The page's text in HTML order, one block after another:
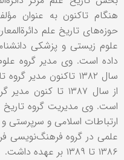
هنگام تاکنون به عنوان
حوزه‌های تاریخ علم
علوم زیستی و پزشکی
داده است. وی مدیر گروه
سال ۱۳۸۲ تاکنون مدیر
از سال ۱۳۸۷ تا
است. وی مدیریت گروه تاریخ
ارتباطات اسلامی و سرپرستی
علمی در گروه فرهنگ‌نویسی
۱۳۸۶ تا ۱۳۸۹ بر عهده داشت.